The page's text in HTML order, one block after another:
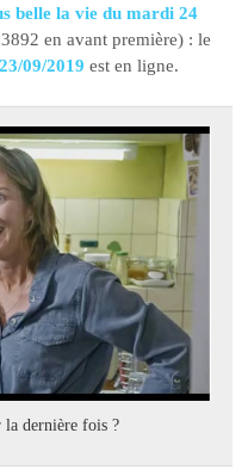
belle la vie du mardi 24
en avant première) : le
09/2019 est en ligne.
dernière fois ?